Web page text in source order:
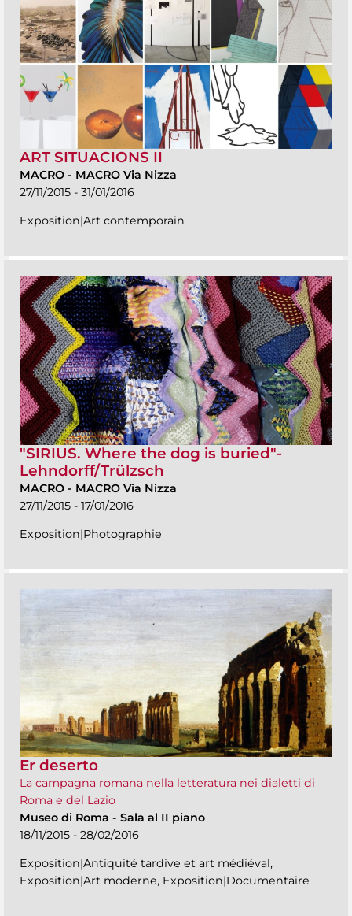
ART SITUACIONS II
MACRO - MACRO Via Nizza
27/11/2015 - 31/01/2016
Exposition|Art contemporain
"SIRIUS. Where the dog is buried"-
Lehndorff/Trülzsch
MACRO - MACRO Via Nizza
27/11/2015 - 17/01/2016
Exposition|Photographie
Er deserto
La campagna romana nella letteratura nei dialetti di
Roma e del Lazio
Museo di Roma - Sala al II piano
18/11/2015 - 28/02/2016
Exposition|Antiquité tardive et art médiéval,
Exposition|Art moderne, Exposition|Documentaire